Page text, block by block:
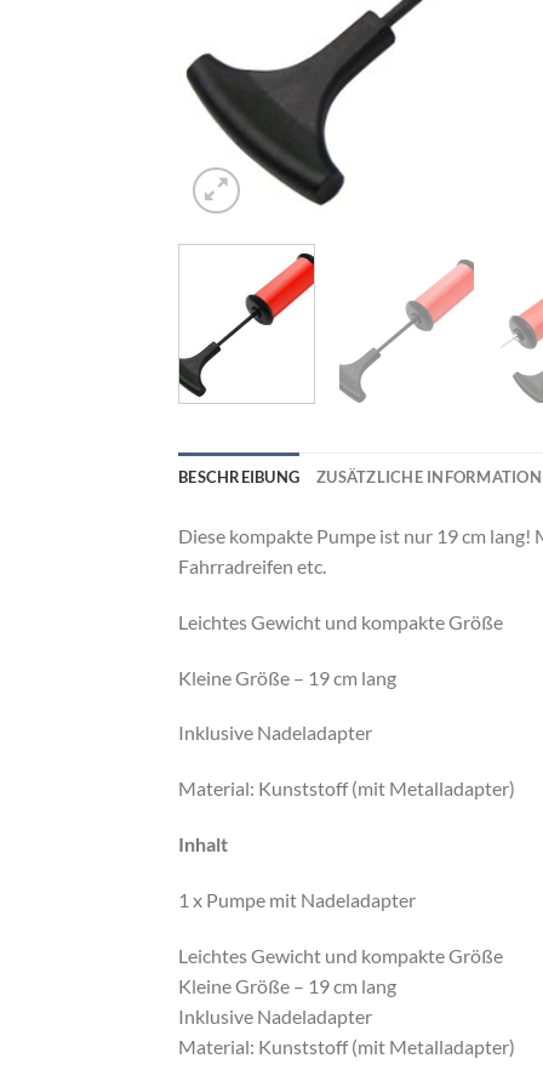
BESCHREIBUNG ZUSÄTZLICHE
Diese kompakte Pumpe ist nur 19 cm
Fahrradreifen etc.
Leichtes Gewicht und kompakte Größe
Kleine Größe – 19 cm lang
Inklusive Nadeladapter
Material: Kunststoff (mit Metalladapter)
Inhalt
1 x Pumpe mit Nadeladapter
Leichtes Gewicht und kompakte Größe
Kleine Größe – 19 cm lang
Inklusive Nadeladapter
Material: Kunststoff (mit Metalladapter)